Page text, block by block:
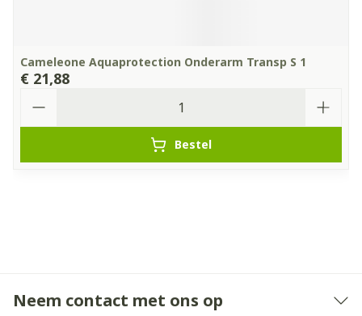
Cameleone Aquaprotection Onderarm Transp S 1
€ 21,88
Bestel
Neem contact met ons op